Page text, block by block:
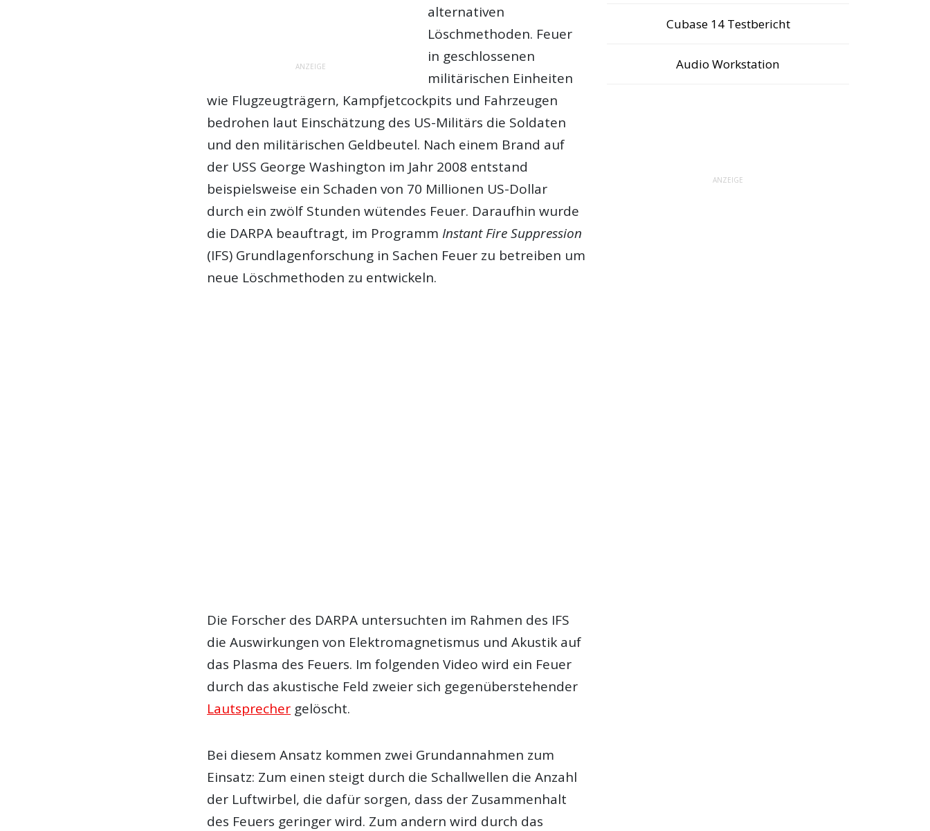
ANZEIGE
alternativen
Löschmethoden. Feuer
in geschlossenen
militärischen Einheiten
wie Flugzeugträgern, Kampfjetcockpits und Fahrzeugen
bedrohen laut Einschätzung des US-Militärs die Soldaten
und den militärischen Geldbeutel. Nach einem Brand auf
der USS George Washington im Jahr 2008 entstand
beispielsweise ein Schaden von 70 Millionen US-Dollar
durch ein zwölf Stunden wütendes Feuer. Daraufhin wurde
die DARPA beauftragt, im Programm Instant Fire Suppression
(IFS) Grundlagenforschung in Sachen Feuer zu betreiben um
neue Löschmethoden zu entwickeln.
Die Forscher des DARPA untersuchten im Rahmen des IFS
die Auswirkungen von Elektromagnetismus und Akustik auf
das Plasma des Feuers. Im folgenden Video wird ein Feuer
durch das akustische Feld zweier sich gegenüberstehender
Lautsprecher gelöscht.
Bei diesem Ansatz kommen zwei Grundannahmen zum
Einsatz: Zum einen steigt durch die Schallwellen die Anzahl
der Luftwirbel, die dafür sorgen, dass der Zusammenhalt
des Feuers geringer wird. Zum andern wird durch das
Cubase 14 Testbericht
Audio Workstation
ANZEIGE